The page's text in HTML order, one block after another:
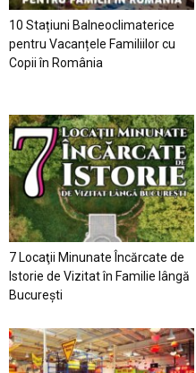
10 Stațiuni Balneoclimaterice
pentru Vacanțele Familiilor cu
Copii în România
7 Locaţii Minunate Încărcate de
Istorie de Vizitat în Familie lângă
București